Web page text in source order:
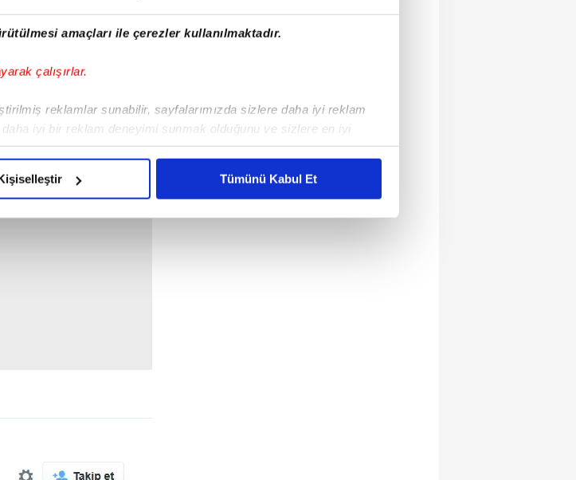
amaçları ile çerezler kullanılmaktadır.
çalışırlar.
reklamlar sunabilir, sayfalarımızda sizlere daha iyi reklam
iyi bir reklam deneyimi sunmak olduğunu ve sizlere en iyi
ve bu noktada, reklamların maliyetlerimizi karşılamak
için lütfentıklayınız.
Tümünü Kabul Et